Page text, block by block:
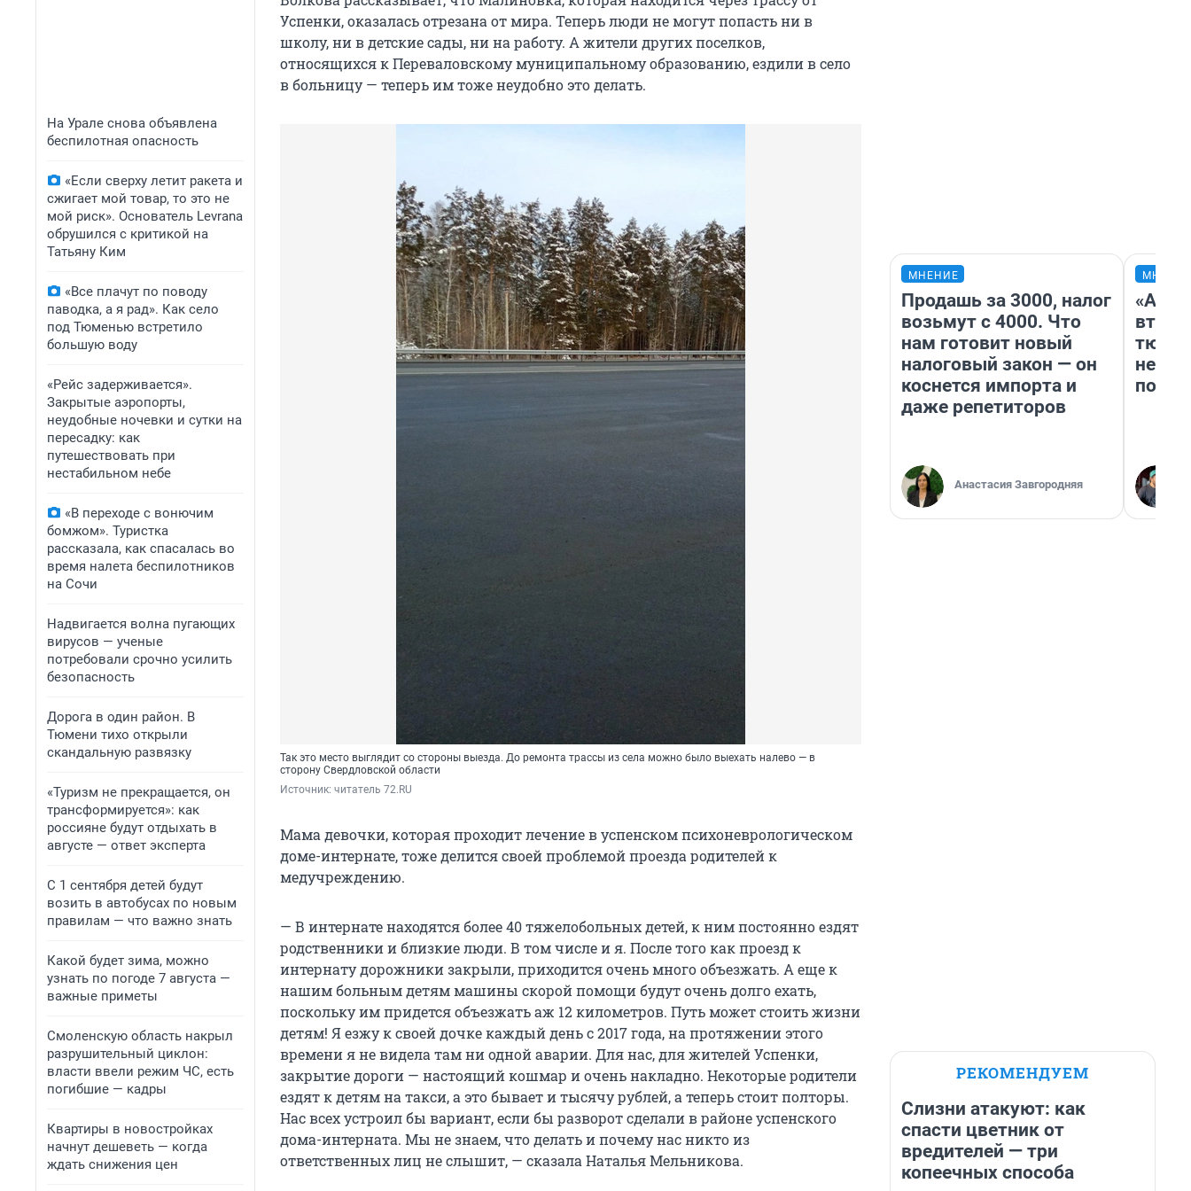
На Урале снова объявлена
беспилотная опасность
«Если сверху летит ракета и
сжигает мой товар, то это не
мой риск». Основатель Levrana
обрушился с критикой на
Татьяну Ким
«Все плачут по поводу
паводка, а я рад». Как село
под Тюменью встретило
большую воду
«Рейс задерживается».
Закрытые аэропорты,
неудобные ночевки и сутки на
пересадку: как
путешествовать при
нестабильном небе
«В переходе с вонючим
бомжом». Туристка
рассказала, как спасалась во
время налета беспилотников
на Сочи
Надвигается волна пугающих
вирусов — ученые
потребовали срочно усилить
безопасность
Дорога в один район. В
Тюмени тихо открыли
скандальную развязку
«Туризм не прекращается, он
трансформируется»: как
россияне будут отдыхать в
августе — ответ эксперта
С 1 сентября детей будут
возить в автобусах по новым
правилам — что важно знать
Какой будет зима, можно
узнать по погоде 7 августа —
важные приметы
Смоленскую область накрыл
разрушительный циклон:
власти ввели режим ЧС, есть
погибшие — кадры
Квартиры в новостройках
начнут дешеветь — когда
ждать снижения цен
Успенки, оказалась отрезана от мира. Теперь люди не могут попасть ни в
школу, ни в детские сады, ни на работу. А жители других поселков,
относящихся к Переваловскому муниципальному образованию, ездили в село
в больницу — теперь им тоже неудобно это делать.
Так это место выглядит со стороны выезда. До ремонта трассы из села можно было выехать налево — в
сторону Свердловской области
Источник: читатель 72.RU
Мама девочки, которая проходит лечение в успенском психоневрологическом
доме-интернате, тоже делится своей проблемой проезда родителей к
медучреждению.
— В интернате находятся более 40 тяжелобольных детей, к ним постоянно ездят
родственники и близкие люди. В том числе и я. После того как проезд к
интернату дорожники закрыли, приходится очень много объезжать. А еще к
нашим больным детям машины скорой помощи будут очень долго ехать,
поскольку им придется объезжать аж 12 километров. Путь может стоить жизни
детям! Я езжу к своей дочке каждый день с 2017 года, на протяжении этого
времени я не видела там ни одной аварии. Для нас, для жителей Успенки,
закрытие дороги — настоящий кошмар и очень накладно. Некоторые родители
ездят к детям на такси, а это бывает и тысячу рублей, а теперь стоит полторы.
Нас всех устроил бы вариант, если бы разворот сделали в районе успенского
дома-интерната. Мы не знаем, что делать и почему нас никто из
ответственных лиц не слышит, — сказала Наталья Мельникова.
МНЕНИЕ
Продашь за 3000, налог
возьмут с 4000. Что
нам готовит новый
налоговый закон — он
коснется импорта и
даже репетиторов
Анастасия Завгородняя
РЕКОМЕНДУЕМ
Слизни атакуют: как
спасти цветник от
вредителей — три
копеечных способа